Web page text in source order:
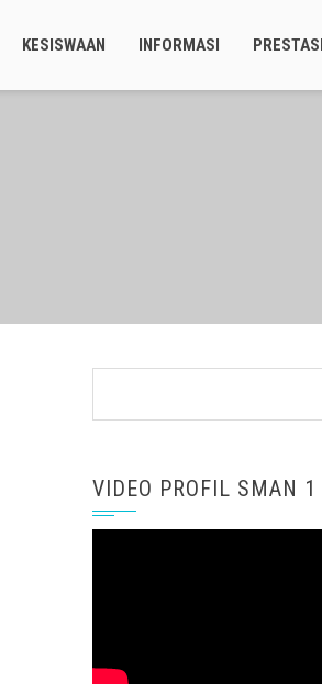
KESISWAAN INFORMASI PRESTASI
VIDEO PROFIL SMAN 1